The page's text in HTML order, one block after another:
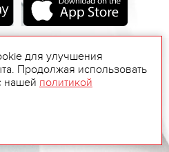
для улучшения
Продолжая использовать
нашей политикой